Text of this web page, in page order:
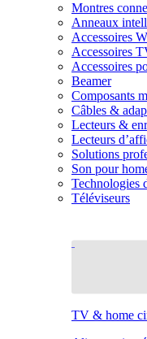
Montres
Anneaux
Accessoires
Accessoires
Accessoires
Beamer
Composants
Câbles &
Lecteurs &
Lecteurs
Solutions
Son pour
Technologies
Téléviseurs
TV & home